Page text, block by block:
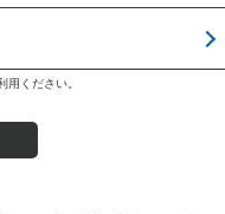
ください。